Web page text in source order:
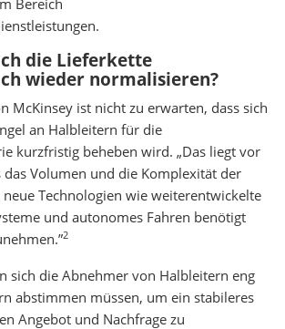
Bereich
die Lieferkette
wieder normalisieren?
McKinsey ist nicht zu erwarten, dass sich
an Halbleitern für die
kurzfristig beheben wird. „Das liegt vor
das Volumen und die Komplexität der
Technologien wie weiterentwickelte
und autonomes Fahren benötigt
2
sich die Abnehmer von Halbleitern eng
abstimmen müssen, um ein stabileres
Angebot und Nachfrage zu